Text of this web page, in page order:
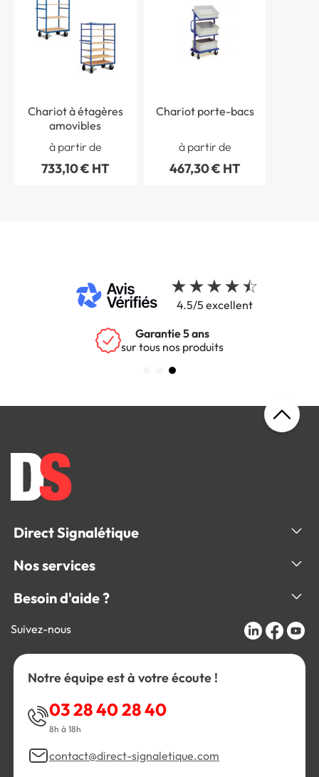
Chariot à étagères
amovibles
à partir de
733,10 € HT
Chariot porte-bacs
à partir de
467,30 € HT
4.5/5 excellent
Garantie 5 ans
sur tous nos produits
Direct Signalétique
Nos services
Besoin d'aide ?
Suivez-nous
Notre équipe est à votre écoute !
03 28 40 28 40
8h à 18h
contact@direct-signaletique.com